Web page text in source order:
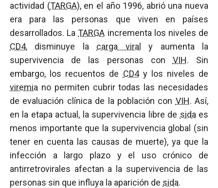
actividad (TARGA), en el año 1996, abrió una nueva
era para las personas que viven en países
desarrollados. LaTARGA incrementa los niveles de
CD4, disminuye la carga viral
y aumenta la
supervivencia de las personas con VIH. Sin
embargo, los recuentos de CD4y los niveles de
viremia no permiten cubrir todas las necesidades
de evaluación clínica de la población con VIH. Así,
en la etapa actual, la supervivencia libre de sida es
menos importante que la supervivencia global (sin
tener en cuenta las causas de muerte), ya que la
infección a largo plazo y el uso crónico de
antirretrovirales afectan a la supervivencia de las
personas sin que influya la aparición de sida.